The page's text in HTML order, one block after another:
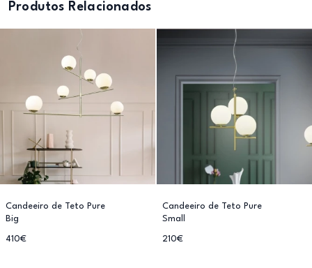
Produtos Relacionados
Candeeiro de Teto Pure
Big
410€
Candeeiro de Teto Pure
Small
210€